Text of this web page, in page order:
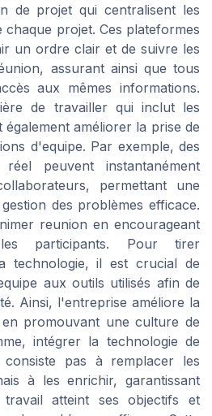
de projet qui centralisent les
chaque projet. Ces plateformes
un ordre clair et de suivre les
assurant ainsi que tous
aux mêmes informations.
de travailler qui inclut les
améliorer la prise de
d'equipe. Par exemple, des
peuvent instantanément
permettant une
des problèmes efficace.
reunion en encourageant
participants. Pour tirer
technologie, il est crucial de
aux outils utilisés afin de
Ainsi, l'entreprise améliore la
promouvant une culture de
intégrer la technologie de
pas à remplacer les
à les enrichir, garantissant
atteint ses objectifs et